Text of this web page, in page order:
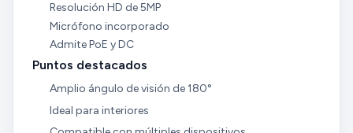
Resolución HD de 5MP
Micrófono incorporado
Admite PoE y DC
Puntos destacados
Amplio ángulo de visión de 180°
Ideal para interiores